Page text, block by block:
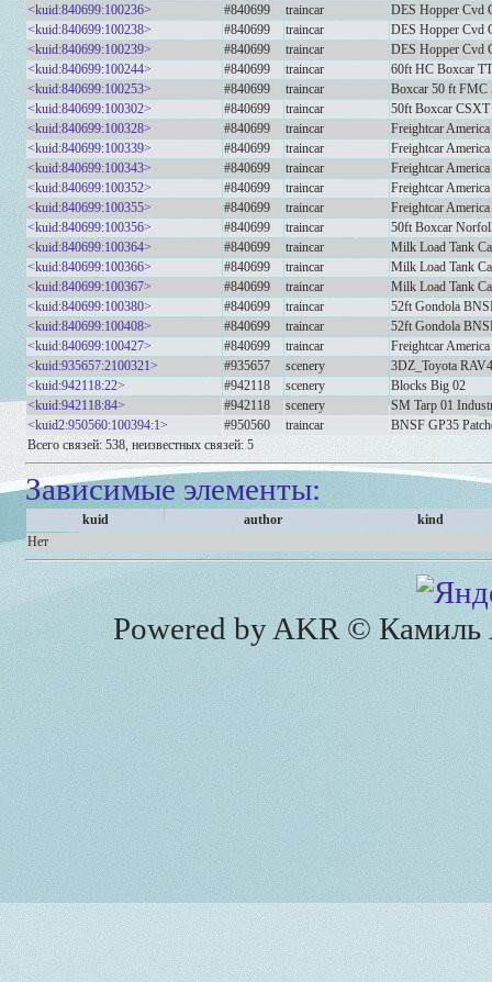
<kuid:840699:100236>
#840699 traincar
DES Hopper Cvd
<kuid:840699:100238>
#840699 traincar
DES Hopper Cvd
<kuid:840699:100239>
#840699 traincar
DES Hopper Cvd
<kuid:840699:100244>
#840699 traincar
60ft HC Boxcar
<kuid:840699:100253>
#840699 traincar
Boxcar 50 ft FMC
<kuid:840699:100302>
#840699 traincar
50ft Boxcar CSXT
<kuid:840699:100328>
#840699 traincar
Freightcar
<kuid:840699:100339>
#840699 traincar
Freightcar
<kuid:840699:100343>
#840699 traincar
Freightcar
<kuid:840699:100352>
#840699 traincar
Freightcar
<kuid:840699:100355>
#840699 traincar
Freightcar
<kuid:840699:100356>
#840699 traincar
50ft Boxcar
<kuid:840699:100364>
#840699 traincar
Milk Load Tank
<kuid:840699:100366>
#840699 traincar
Milk Load Tank
<kuid:840699:100367>
#840699 traincar
Milk Load Tank
<kuid:840699:100380>
#840699 traincar
52ft Gondola
<kuid:840699:100408>
#840699 traincar
52ft Gondola
<kuid:840699:100427>
#840699 traincar
Freightcar
<kuid:935657:2100321>
#935657 scenery
3DZ_Toyota
<kuid:942118:22>
#942118 scenery
Blocks Big 02
<kuid:942118:84>
#942118 scenery
SM Tarp 01
<kuid2:950560:100394:1>
#950560 traincar
BNSF GP35
Всего связей: 538, неизвестных связей: 5
Зависимые элементы:
kuid author
kind
Нет
Powered by AKR © Камиль